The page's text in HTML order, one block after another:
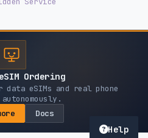
Help
Ordering
eSIMs and real phone
Docs